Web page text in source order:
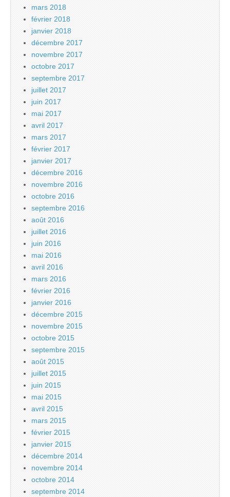
mars 2018
février 2018
janvier 2018
décembre 2017
novembre 2017
octobre 2017
septembre 2017
juillet 2017
juin 2017
mai 2017
avril 2017
mars 2017
février 2017
janvier 2017
décembre 2016
novembre 2016
octobre 2016
septembre 2016
août 2016
juillet 2016
juin 2016
mai 2016
avril 2016
mars 2016
février 2016
janvier 2016
décembre 2015
novembre 2015
octobre 2015
septembre 2015
août 2015
juillet 2015
juin 2015
mai 2015
avril 2015
mars 2015
février 2015
janvier 2015
décembre 2014
novembre 2014
octobre 2014
septembre 2014